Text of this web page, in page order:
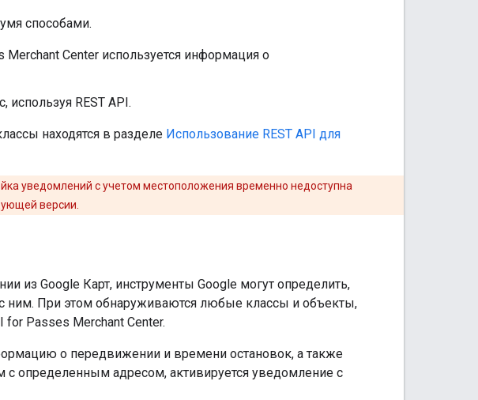
способами.
Merchant Center используется информация о
используя REST API.
находятся в разделе Использование REST API для
уведомлений с учетом местоположения временно недоступна
версии.
из Google Карт, инструменты Google могут определить,
с ним. При этом обнаруживаются любые классы и объекты,
for Passes Merchant Center.
о передвижении и времени остановок, а также
с определенным адресом, активируется уведомление с